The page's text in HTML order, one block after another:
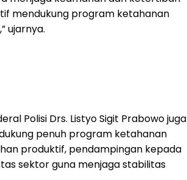
mendukung program ketahanan
ujarnya.
Polisi Drs. Listyo Sigit Prabowo juga
penuh program ketahanan
produktif, pendampingan kepada
sektor guna menjaga stabilitas